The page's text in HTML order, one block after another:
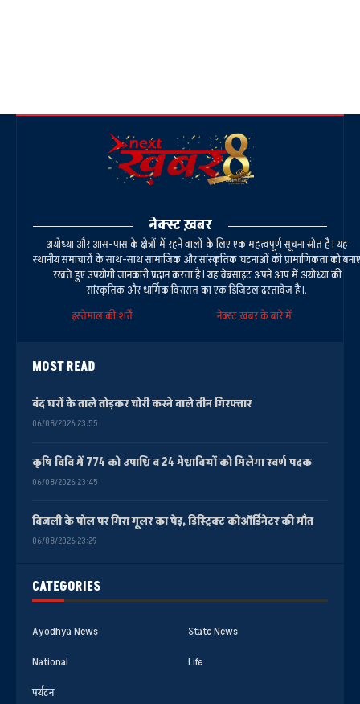
CATEGORIES
Ayodhya News
State News
National
Life
पर्यटन
नेक्स्ट ख़बर
अयोध्या और आस-पास के क्षेत्रों में रहने वालों के लिए एक महत्वपूर्ण सूचना स्रोत है। यह
स्थानीय समाचारों के साथ-साथ सामाजिक और सांस्कृतिक घटनाओं की प्रामाणिकता को बनाए
रखते हुए उपयोगी जानकारी प्रदान करता है। यह वेबसाइट अपने आप में अयोध्या की
सांस्कृतिक और धार्मिक विरासत का एक डिजिटल दस्तावेज है।.
इस्तेमाल की शर्तें
नेक्स्ट ख़बर के बारे में
MOST READ
बंद घरों के ताले तोड़कर चोरी करने वाले तीन गिरफ्तार
06/08/2026 23:55
कृषि विवि में 774 को उपाधि व 24 मेधावियों को मिलेगा स्वर्ण पदक
06/08/2026 23:45
बिजली के पोल पर गिरा गूलर का पेड़, डिस्ट्रिक्ट कोऑर्डिनेटर की मौत
06/08/2026 23:29